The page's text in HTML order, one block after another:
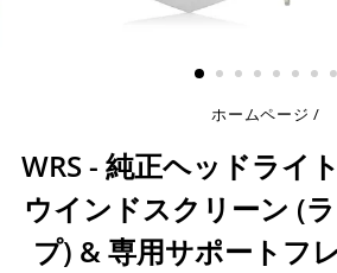
ホームページ /
WRS - 純正ヘッドライ
ウインドスクリーン (
プ) & 専用サポートフ